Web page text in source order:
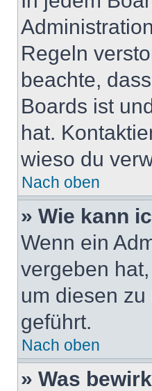
Regeln
beachte,
Boards ist
hat.
wieso du
Nach oben
» Wie kann
Wenn ein
vergeben
um diesen
geführt.
Nach oben
» Was